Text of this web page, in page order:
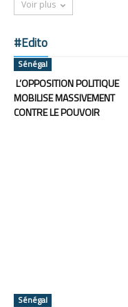
Voir plus
#Edito
Sénégal
L’OPPOSITION POLITIQUE
MOBILISE MASSIVEMENT
CONTRE LE POUVOIR
Sénégal